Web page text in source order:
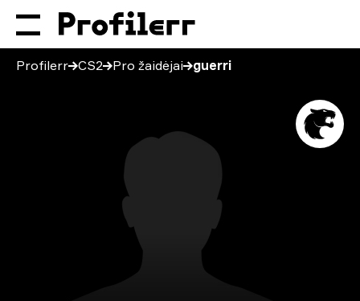
Profilerr CS2 Pro žaidėjai guerri